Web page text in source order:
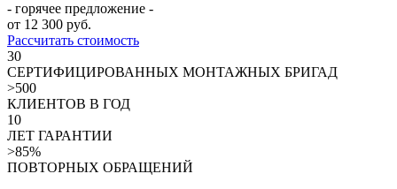
- горячее предложение -
от 12 300 руб.
Рассчитать стоимость
30
СЕРТИФИЦИРОВАННЫХ МОНТАЖНЫХ БРИГАД
>500
КЛИЕНТОВ В ГОД
10
ЛЕТ ГАРАНТИИ
>85%
ПОВТОРНЫХ ОБРАЩЕНИЙ